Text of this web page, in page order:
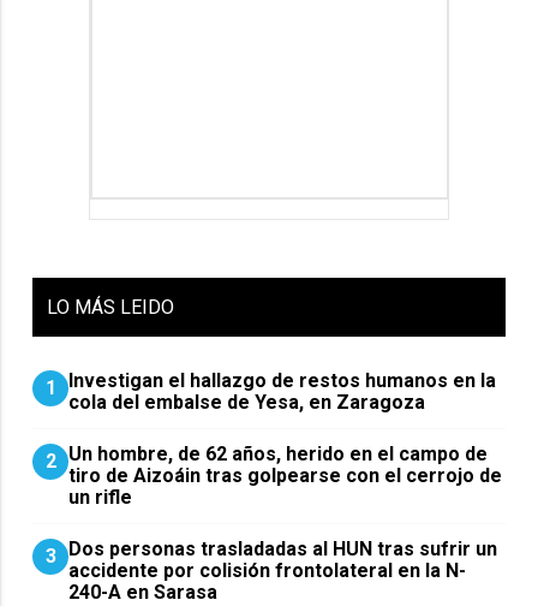
LO MÁS LEIDO
1
Investigan el hallazgo de restos humanos en la
cola del embalse de Yesa, en Zaragoza
2 Un hombre, de 62 años, herido en el campo de
tiro de Aizoáin tras golpearse con el cerrojo de
un rifle
3
​Dos personas trasladadas al HUN tras sufrir un
accidente por colisión frontolateral en la N-
240-A en Sarasa